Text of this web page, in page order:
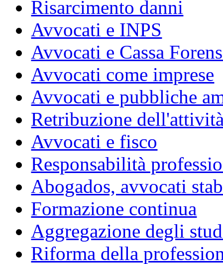
Risarcimento danni
Avvocati e INPS
Avvocati e Cassa
Avvocati come imprese
Avvocati e pubbliche
Retribuzione
Avvocati e fisco
Responsabilità
Abogados, avvocati
Formazione continua
Aggregazione degli
Riforma della